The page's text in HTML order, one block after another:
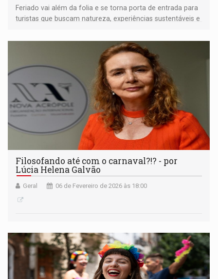
Feriado vai além da folia e se torna porta de entrada para
turistas que buscam natureza, experiências sustentáveis e
Filosofando até com o carnaval?!? - por
Lúcia Helena Galvão
Geral 06 de Fevereiro de 2026 às 18:00